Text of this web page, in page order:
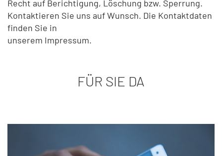
Recht auf Berichtigung, Löschung bzw. Sperrung.
Kontaktieren Sie uns auf Wunsch. Die Kontaktdaten
finden Sie in
unserem Impressum.
FÜR SIE DA